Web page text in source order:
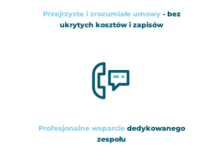
Przejrzyste i zrozumiałe umowy - bez
ukrytych kosztów i zapisów
Profesjonalne wsparcie dedykowanego
zespołu